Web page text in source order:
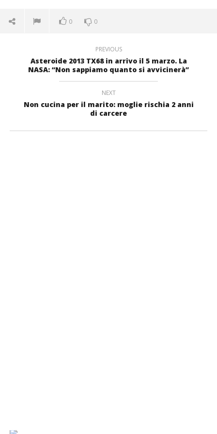
0 0
PREVIOUS
Asteroide 2013 TX68 in arrivo il 5 marzo. La
NASA: “Non sappiamo quanto si avvicinerà”
NEXT
Non cucina per il marito: moglie rischia 2 anni
di carcere